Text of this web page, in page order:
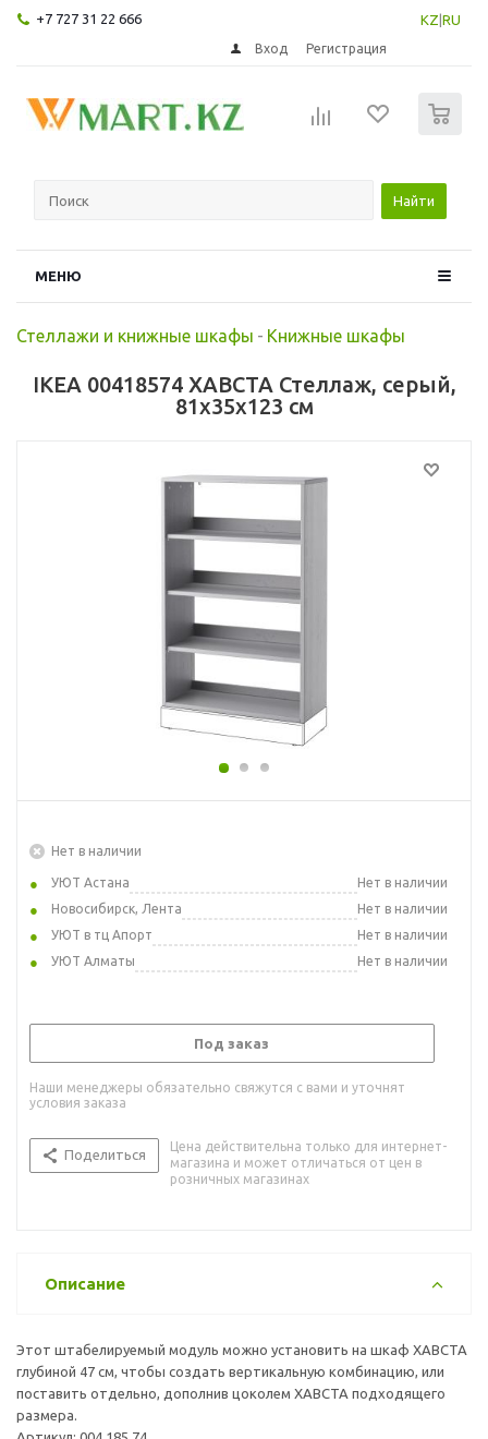
+7 727 31 22 666 KZ RU
Вход Регистрация
Найти
МЕНЮ
Стеллажи и книжные шкафы - Книжные шкафы
IKEA 00418574 ХАВСТА Стеллаж, серый,
81x35x123 см
Нет в наличии
УЮТ Астана
Нет в наличии
Новосибирск, Лента
Нет в наличии
УЮТ в тц Апорт
Нет в наличии
УЮТ Алматы
Нет в наличии
Под заказ
Наши менеджеры обязательно свяжутся с вами и уточнят
условия заказа
Поделиться
Цена действительна только для интернет-
магазина и может отличаться от цен в
розничных магазинах
Описание
Этот штабелируемый модуль можно установить на шкаф ХАВСТА
глубиной 47 см, чтобы создать вертикальную комбинацию, или
поставить отдельно, дополнив цоколем ХАВСТА подходящего
размера.